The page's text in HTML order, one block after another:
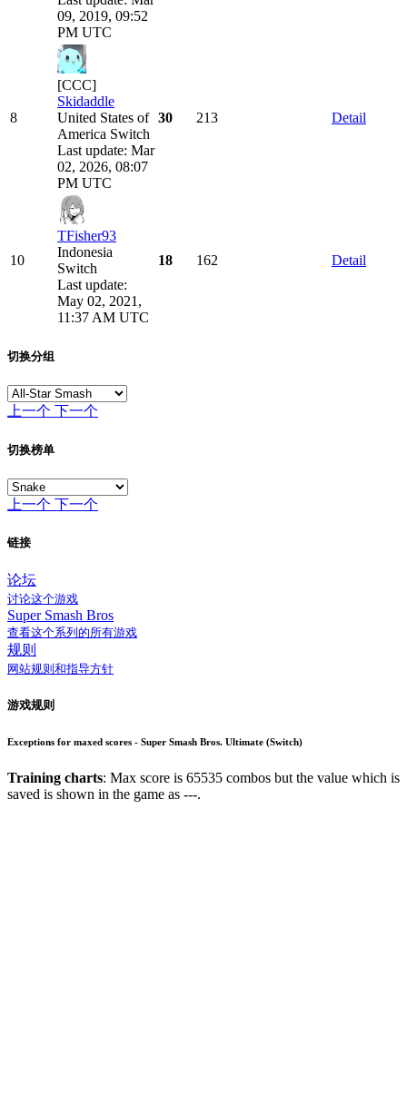
09, 2019, 09:52
PM UTC
8
[CCC]
Skidaddle
United States of
America Switch
Last update: Mar
02, 2026, 08:07
PM UTC
30 213 Detail
10
TFisher93
Indonesia
Switch
Last update:
May 02, 2021,
11:37 AM UTC
18 162 Detail
切换分组
上一个 下一个
切换榜单
上一个 下一个
链接
论坛
讨论这个游戏
Super Smash Bros
查看这个系列的所有游戏
规则
网站规则和指导方针
游戏规则
Exceptions for maxed scores - Super Smash Bros. Ultimate (Switch)
Training charts: Max score is 65535 combos but the value which is
saved is shown in the game as ---.